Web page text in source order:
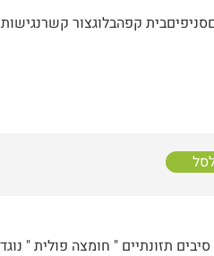
סניפיםבית קפהבלוגצור קשרנגישות